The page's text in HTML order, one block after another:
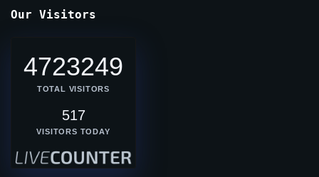
Our Visitors
4723249
TOTAL VISITORS
517
VISITORS TODAY